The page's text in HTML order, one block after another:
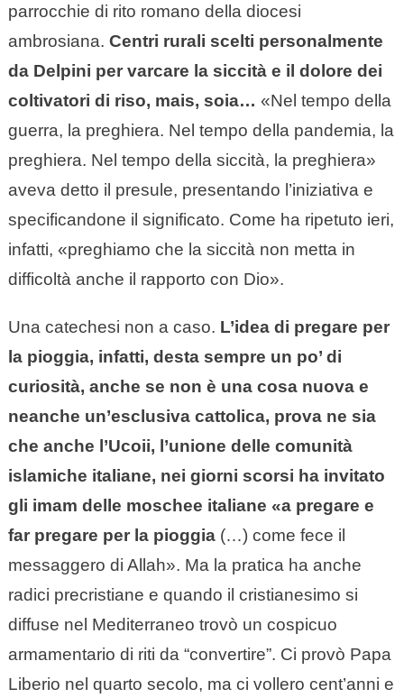
parrocchie di rito romano della diocesi
ambrosiana. Centri rurali scelti personalmente
da Delpini per varcare la siccità e il dolore dei
coltivatori di riso, mais, soia… «Nel tempo della
guerra, la preghiera. Nel tempo della pandemia, la
preghiera. Nel tempo della siccità, la preghiera»
aveva detto il presule, presentando l’iniziativa e
specificandone il significato. Come ha ripetuto ieri,
infatti, «preghiamo che la siccità non metta in
difficoltà anche il rapporto con Dio».
Una catechesi non a caso. L’idea di pregare per
la pioggia, infatti, desta sempre un po’ di
curiosità, anche se non è una cosa nuova e
neanche un’esclusiva cattolica, prova ne sia
che anche l’Ucoii, l’unione delle comunità
islamiche italiane, nei giorni scorsi ha invitato
gli imam delle moschee italiane «a pregare e
far pregare per la pioggia (…) come fece il
messaggero di Allah». Ma la pratica ha anche
radici precristiane e quando il cristianesimo si
diffuse nel Mediterraneo trovò un cospicuo
armamentario di riti da “convertire”. Ci provò Papa
Liberio nel quarto secolo, ma ci vollero cent’anni e